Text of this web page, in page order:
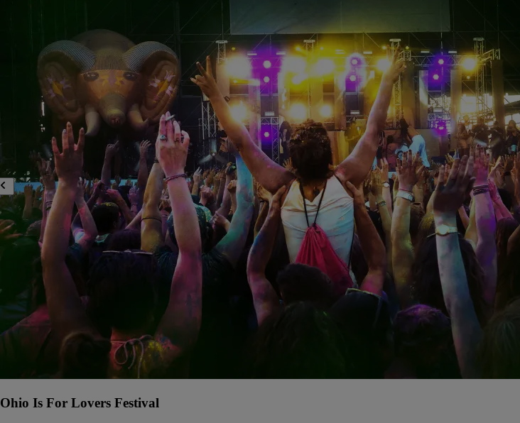
Ohio Is For Lovers Festival